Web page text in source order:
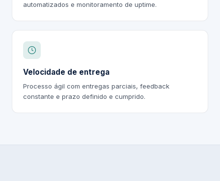
automatizados e monitoramento de uptime.
Velocidade de entrega
Processo ágil com entregas parciais, feedback
constante e prazo definido e cumprido.